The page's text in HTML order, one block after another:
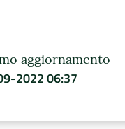
aggiornamento
2022 06:37